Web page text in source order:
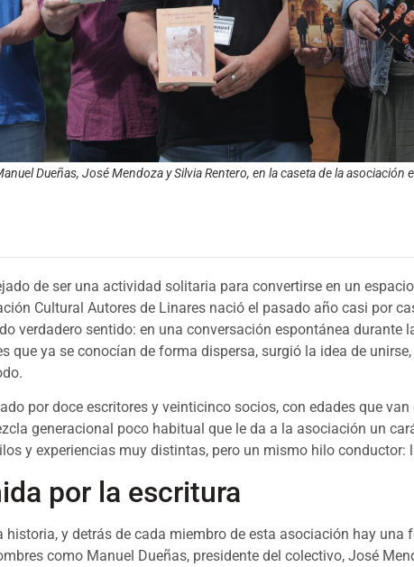
Dueñas, José Mendoza y Silvia Rentero, en la caseta de la asociación
de ser una actividad solitaria para convertirse en un
Cultural Autores de Linares nació el pasado año casi por
verdadero sentido: en una conversación espontánea durante
que ya se conocían de forma dispersa, surgió la idea de
por doce escritores y veinticinco socios, con edades que
generacional poco habitual que le da a la asociación un
y experiencias muy distintas, pero un mismo hilo conductor:
por la escritura
historia, y detrás de cada miembro de esta asociación hay una
como Manuel Dueñas, presidente del colectivo, José